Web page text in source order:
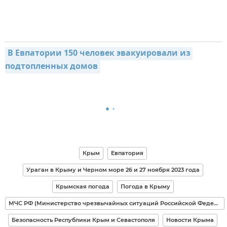
В Евпатории 150 человек эвакуировали из
подтопленных домов
Крым Евпатория
Ураган в Крыму и Черном море 26 и 27 ноября 2023 года
Крымская погода Погода в Крыму
МЧС РФ (Министерство чрезвычайных ситуаций Российской Федерации)
Безопасность Республики Крым и Севастополя Новости Крыма